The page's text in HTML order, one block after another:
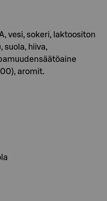
vesi, sokeri, laktoositon
suola, hiiva,
aromit.